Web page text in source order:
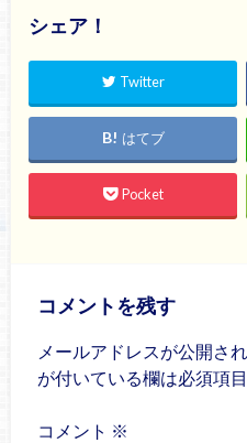
シェア！
Twitter
はてブ
Pocket
コメントを残す
メールアドレスが公開さ
が付いている欄は必須項
コメント ※